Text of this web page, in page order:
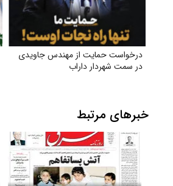
درخواست حمایت از مهندس جاویدی
در سمت شهردار داراب
خبرهای مرتبط